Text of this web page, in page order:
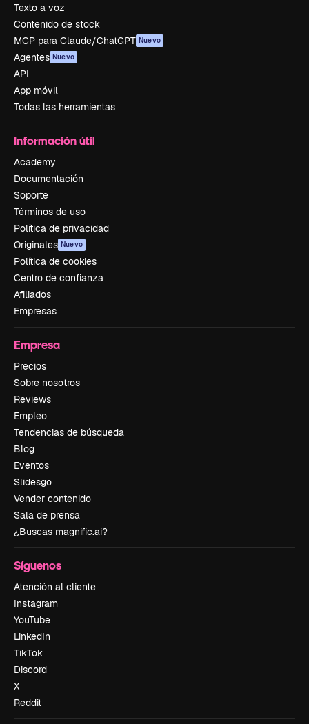
Texto a voz
Contenido de stock
MCP para Claude/ChatGPT Nuevo
Agentes Nuevo
API
App móvil
Todas las herramientas
Información útil
Academy
Documentación
Soporte
Términos de uso
Política de privacidad
Originales Nuevo
Política de cookies
Centro de confianza
Afiliados
Empresas
Empresa
Precios
Sobre nosotros
Reviews
Empleo
Tendencias de búsqueda
Blog
Eventos
Slidesgo
Vender contenido
Sala de prensa
¿Buscas magnific.ai?
Síguenos
Atención al cliente
Instagram
YouTube
LinkedIn
TikTok
Discord
X
Reddit